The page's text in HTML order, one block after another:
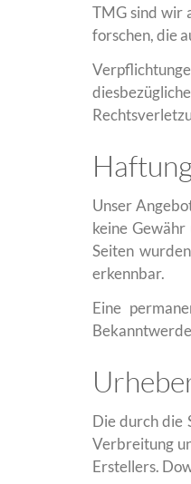
TMG sind wir
forschen, die
Unser
keine
Seiten
erkennbar.
Eine
Die durch die
Verbreitung
Erstellers.